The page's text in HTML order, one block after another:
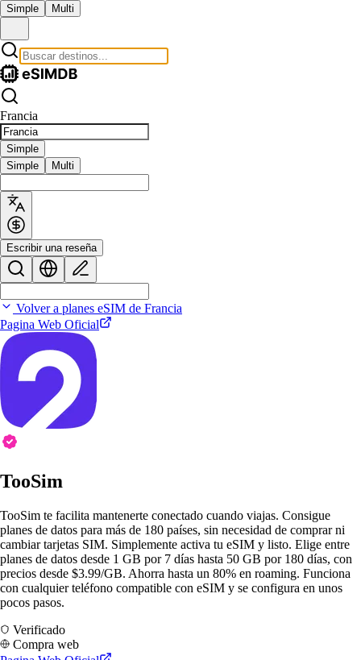
Simple Multi
Francia
Simple
Simple
Multi
Escribir una reseña
Volver a planes eSIM de Francia
Pagina Web Oficial
TooSim
TooSim te facilita mantenerte conectado cuando viajas. Consigue
planes de datos para más de 180 países, sin necesidad de comprar ni
cambiar tarjetas SIM. Simplemente activa tu eSIM y listo. Elige entre
planes de datos desde 1 GB por 7 días hasta 50 GB por 180 días, con
precios desde $3.99/GB. Ahorra hasta un 80% en roaming. Funciona
con cualquier teléfono compatible con eSIM y se configura en unos
pocos pasos.
Verificado
Compra web